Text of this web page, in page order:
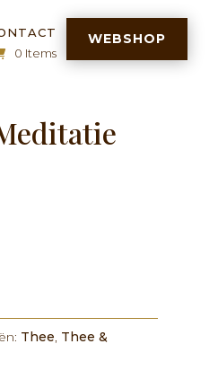
0 Items
WEBSHOP
Thee, Thee &